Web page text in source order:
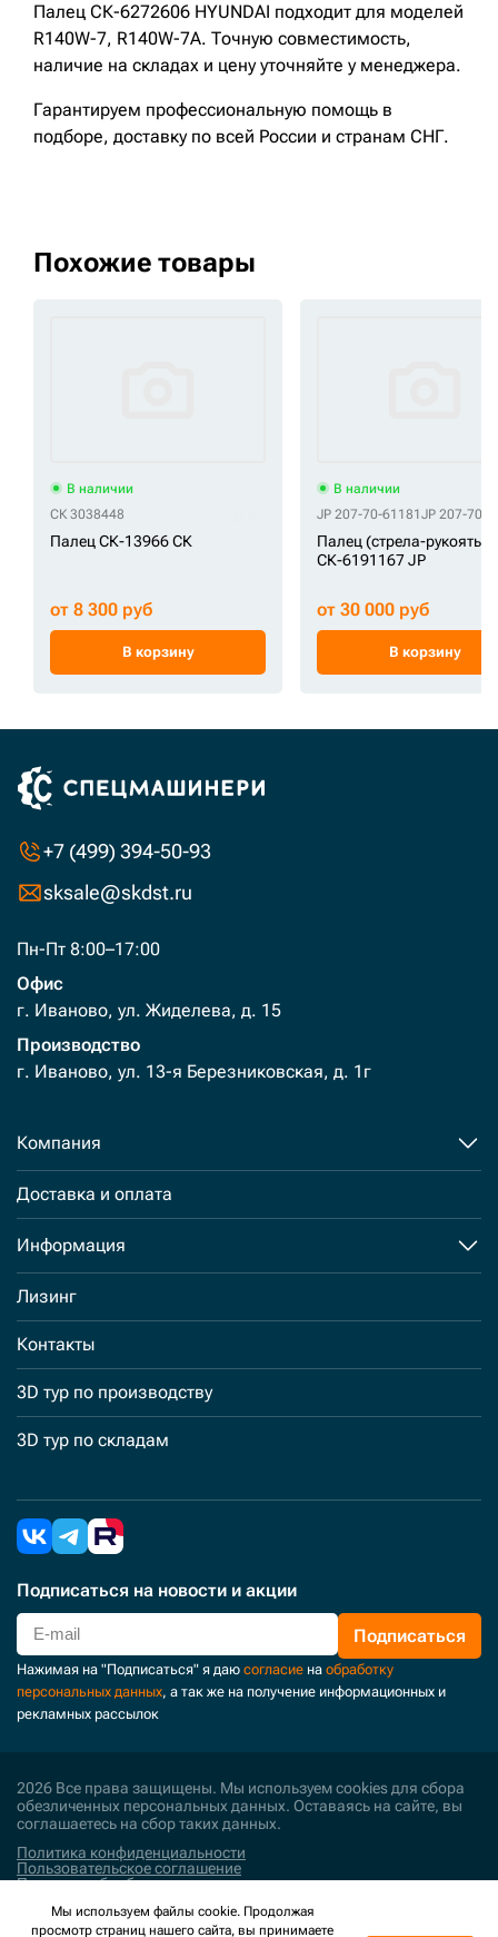
Палец СК-6272606 HYUNDAI подходит для моделей
R140W-7, R140W-7A. Точную совместимость,
наличие на складах и цену уточняйте у менеджера.
Гарантируем профессиональную помощь в
подборе, доставку по всей России и странам СНГ.
Похожие товары
В наличии
СК 3038448
Палец СК-13966 СК
от 8 300 руб
В корзину
В наличии
JP 207-70-61181 JP 207-70-
Палец (стрела-рукоять)
СК-6191167 JP
от 30 000 руб
В корзину
+7 (499) 394-50-93
sksale@skdst.ru
Пн-Пт 8:00–17:00
Офис
г. Иваново, ул. Жиделева, д. 15
Производство
г. Иваново, ул. 13-я Березниковская, д. 1г
Компания
Доставка и оплата
Информация
Лизинг
Контакты
3D тур по производству
3D тур по складам
Подписаться на новости и акции
Подписаться
Нажимая на "Подписаться" я даю согласие на обработку
персональных данных, а так же на получение информационных и
рекламных рассылок
2026 Все права защищены. Мы используем cookies для сбора
обезличенных персональных данных. Оставаясь на сайте, вы
соглашаетесь на сбор таких данных.
Политика конфиденциальности
Пользовательское соглашение
Политика обработки персональных данных
Поддержка и развитие
Мы используем файлы cookie. Продолжая
просмотр страниц нашего сайта, вы принимаете